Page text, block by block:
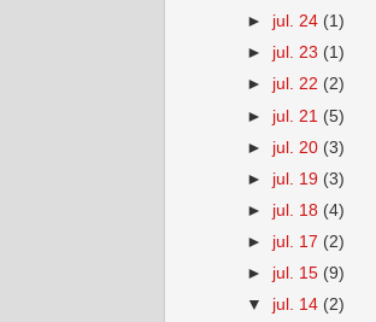
► jul. 24 (1)
► jul. 23 (1)
► jul. 22 (2)
► jul. 21 (5)
► jul. 20 (3)
► jul. 19 (3)
► jul. 18 (4)
► jul. 17 (2)
► jul. 15 (9)
▼ jul. 14 (2)